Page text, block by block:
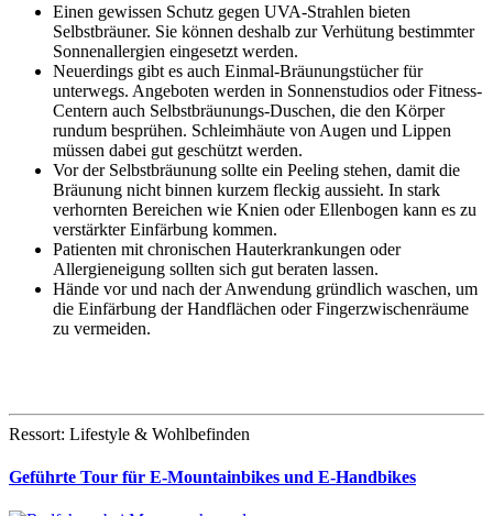
Einen gewissen Schutz gegen UVA-Strahlen bieten
Selbstbräuner. Sie können deshalb zur Verhütung bestimmter
Sonnenallergien eingesetzt werden.
Neuerdings gibt es auch Einmal-Bräunungstücher für
unterwegs. Angeboten werden in Sonnenstudios oder Fitness-
Centern auch Selbstbräunungs-Duschen, die den Körper
rundum besprühen. Schleimhäute von Augen und Lippen
müssen dabei gut geschützt werden.
Vor der Selbstbräunung sollte ein Peeling stehen, damit die
Bräunung nicht binnen kurzem fleckig aussieht. In stark
verhornten Bereichen wie Knien oder Ellenbogen kann es zu
verstärkter Einfärbung kommen.
Patienten mit chronischen Hauterkrankungen oder
Allergieneigung sollten sich gut beraten lassen.
Hände vor und nach der Anwendung gründlich waschen, um
die Einfärbung der Handflächen oder Fingerzwischenräume
zu vermeiden.
Ressort: Lifestyle & Wohlbefinden
Geführte Tour für E-Mountainbikes und E-Handbikes